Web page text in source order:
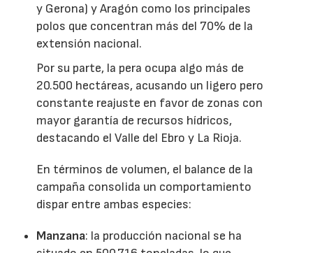
y Gerona) y Aragón como los principales
polos que concentran más del 70% de la
extensión nacional.
Por su parte, la pera ocupa algo más de
20.500 hectáreas, acusando un ligero pero
constante reajuste en favor de zonas con
mayor garantía de recursos hídricos,
destacando el Valle del Ebro y La Rioja.
En términos de volumen, el balance de la
campaña consolida un comportamiento
dispar entre ambas especies:
Manzana: la producción nacional se ha